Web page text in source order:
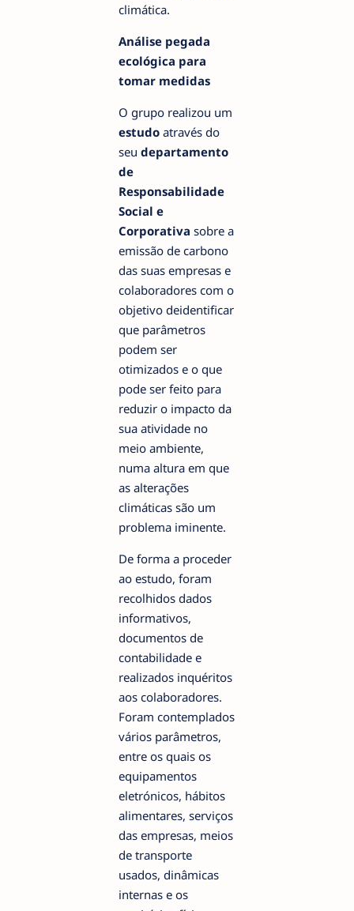
climática.
Análise pegada
ecológica para
tomar medidas
O grupo realizou um
estudo através do
seu departamento
de
Responsabilidade
Social e
Corporativa sobre a
emissão de carbono
das suas empresas e
colaboradores com o
objetivo deidentificar
que parâmetros
podem ser
otimizados e o que
pode ser feito para
reduzir o impacto da
sua atividade no
meio ambiente,
numa altura em que
as alterações
climáticas são um
problema iminente.
De forma a proceder
ao estudo, foram
recolhidos dados
informativos,
documentos de
contabilidade e
realizados inquéritos
aos colaboradores.
Foram contemplados
vários parâmetros,
entre os quais os
equipamentos
eletrónicos, hábitos
alimentares, serviços
das empresas, meios
de transporte
usados, dinâmicas
internas e os